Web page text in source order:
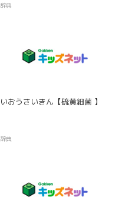
辞典
いおうさいきん【硫黄細菌 】
辞典